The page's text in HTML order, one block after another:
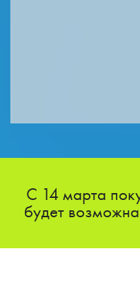
С 14 марта
будет